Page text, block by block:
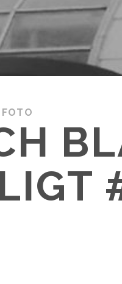
FOTO